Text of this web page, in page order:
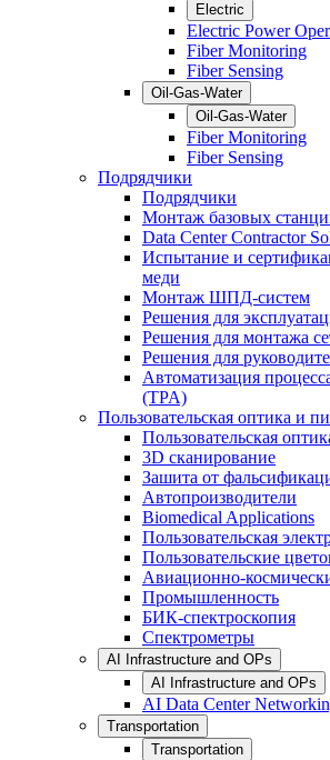
Electric
Electric Power
Fiber Monitoring
Fiber Sensing
Oil-Gas-Water
Oil-Gas-Water
Fiber Monitoring
Fiber Sensing
Подрядчики
Подрядчики
Монтаж базовых
Data Center Contractor
Испытание и
меди
Монтаж ШПД-систем
Решения для
Решения для монтажа
Решения для
Автоматизация
(TPA)
Пользовательская оптика и
Пользовательская
3D сканирование
Зашита от
Автопроизводители
Biomedical Applications
Пользовательская
Пользовательские
Авиационно-
Промышленность
БИК-спектроскопия
Спектрометры
AI Infrastructure and OPs
AI Infrastructure and OPs
AI Data Center
Transportation
Transportation